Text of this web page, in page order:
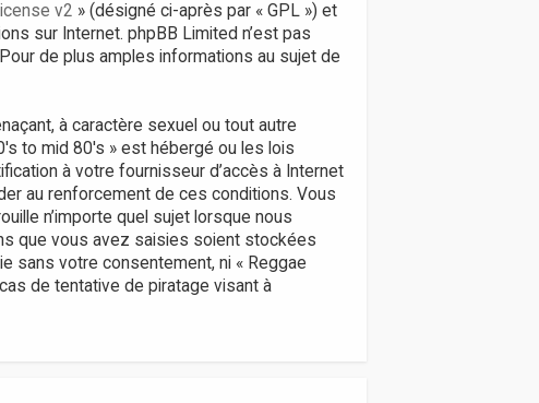
v2 » (désigné ci-après par « GPL ») et
sur Internet. phpBB Limited n’est pas
de plus amples informations au sujet de
à caractère sexuel ou tout autre
to mid 80's » est hébergé ou les lois
à votre fournisseur d’accès à Internet
au renforcement de ces conditions. Vous
n’importe quel sujet lorsque nous
que vous avez saisies soient stockées
sans votre consentement, ni « Reggae
de tentative de piratage visant à